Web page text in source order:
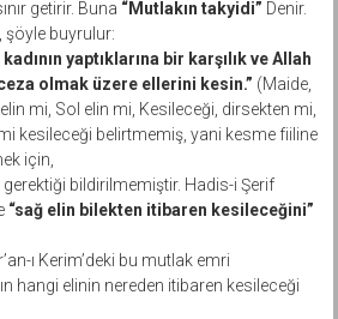
getirir. Buna “Mutlakın takyidi” Denir.
şöyle buyrulur:
yaptıklarına bir karşılık ve Allah
olmak üzere ellerini kesin.” (Maide,
mi, Sol elin mi, Kesileceği, dirsekten mi,
kesileceği belirtmemiş, yani kesme fiiline
için,
gerektiği bildirilmemiştir. Hadis-i Şerif
“sağ elin bilekten itibaren kesileceğini”
ı Kerim’deki bu mutlak emri
hangi elinin nereden itibaren kesileceği